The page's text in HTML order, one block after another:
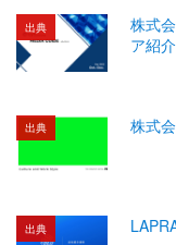
出典
株式
ア紹介
出典 株式
出典